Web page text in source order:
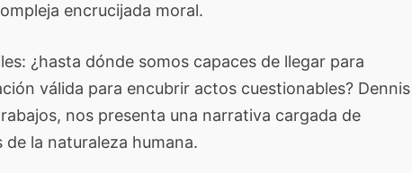
encrucijada moral.
¿hasta dónde somos capaces de llegar para
válida para encubrir actos cuestionables? Dennis
nos presenta una narrativa cargada de
la naturaleza humana.